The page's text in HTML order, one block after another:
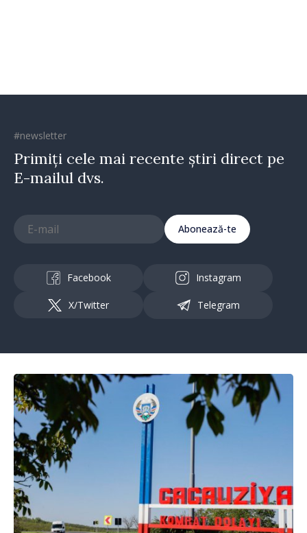
#newsletter
Primiți cele mai recente știri direct pe
E-mailul dvs.
Abonează-te
Facebook Instagram
X/Twitter Telegram